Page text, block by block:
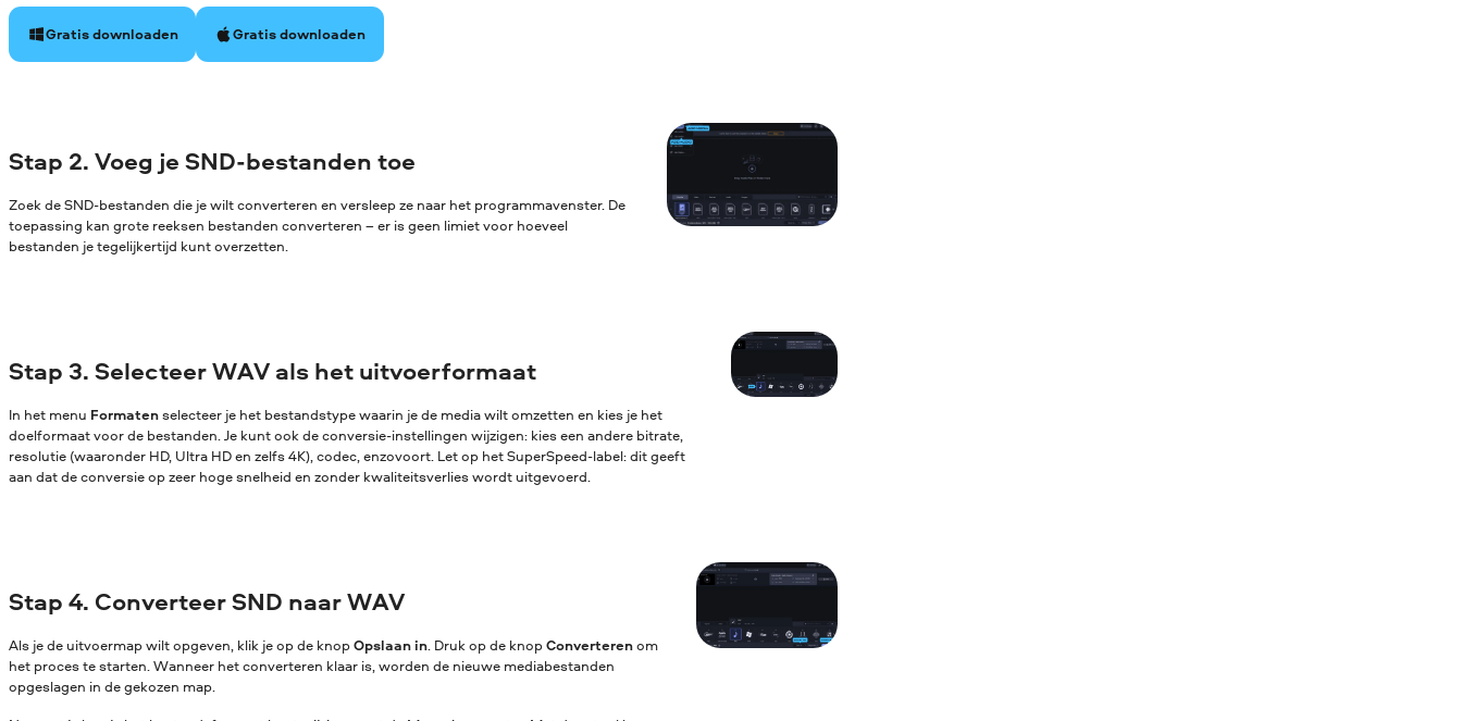
Gratis downloaden Gratis downloaden
Stap 2. Voeg je SND-bestanden toe
Zoek de SND-bestanden die je wilt converteren en versleep ze naar het programmavenster. De
toepassing kan grote reeksen bestanden converteren – er is geen limiet voor hoeveel
bestanden je tegelijkertijd kunt overzetten.
Stap 3. Selecteer WAV als het uitvoerformaat
In het menu Formatenselecteer je het bestandstype waarin je de media wilt omzetten en kies je het
doelformaat voor de bestanden. Je kunt ook de conversie-instellingen wijzigen: kies een andere bitrate,
resolutie (waaronder HD, Ultra HD en zelfs 4K), codec, enzovoort. Let op het SuperSpeed-label: dit geeft
aan dat de conversie op zeer hoge snelheid en zonder kwaliteitsverlies wordt uitgevoerd.
Stap 4. Converteer SND naar WAV
Als je de uitvoermap wilt opgeven, klik je op de knopOpslaan in. Druk op de knopConverterenom
het proces te starten. Wanneer het converteren klaar is, worden de nieuwe mediabestanden
opgeslagen in de gekozen map.